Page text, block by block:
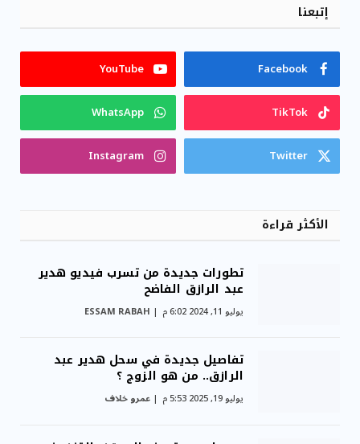
إتبعنا
Facebook
YouTube
TikTok
WhatsApp
Twitter
Instagram
الأكثر قراءة
تطورات جديدة من تسرب فيديو هدير
عبد الرازق الفاضح
يوليو 11, 2024 6:02 م ESSAM RABAH
تفاصيل جديدة في سحل هدير عبد
الرازق.. من هو الزوج ؟
يوليو 19, 2025 5:53 م عمرو خلاف